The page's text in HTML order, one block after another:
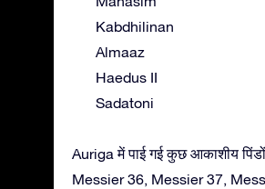
Kabdhilinan
Almaaz
Haedus II
Sadatoni
Auriga में पाई गई कुछ आकाशीय
Messier 36, Messier 37,